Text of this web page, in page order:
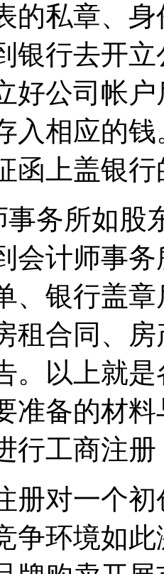
的私章、
银行去开
好公司帐
入相应的
函上盖银行
事务所如股
会计师事
、银行盖
租合同、
。以上就
准备的材
行工商注
册对一个
争环境如